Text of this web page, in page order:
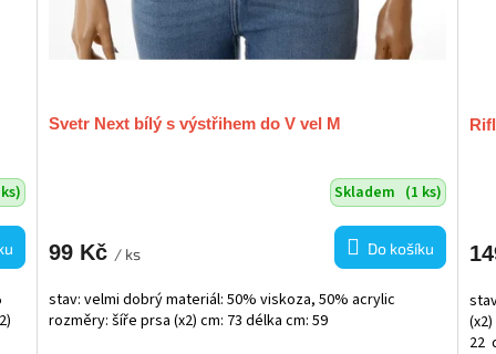
Svetr Next bílý s výstřihem do V vel M
Skladem (1 ks)
99 Kč / ks Do košíku
stav: velmi dobrý materiál: 50% viskoza, 50% acrylic
rozměry: šíře prsa (x2) cm: 73 délka cm: 59
22